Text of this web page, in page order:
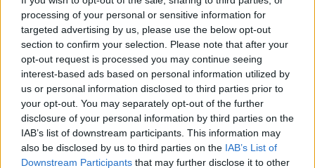
processing of your personal or sensitive information for
targeted advertising by us, please use the below opt-out
section to confirm your selection. Please note that after your
opt-out request is processed you may continue seeing
interest-based ads based on personal information utilized by
us or personal information disclosed to third parties prior to
your opt-out. You may separately opt-out of the further
disclosure of your personal information by third parties on the
IAB’s list of downstream participants. This information may
also be disclosed by us to third parties on the IAB’s List of
Downstream Participants that may further disclose it to other
επικοινωνίας με τον ΑΝΤ1
Εγγραφή στο newsletter